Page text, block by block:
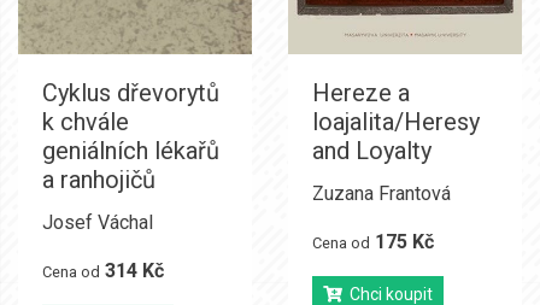
Cyklus dřevorytů
k chvále
geniálních lékařů
a ranhojičů
Josef Váchal
Cena od 314 Kč
Hereze a
loajalita/Heresy
and Loyalty
Zuzana Frantová
Cena od 175 Kč
Chci koupit